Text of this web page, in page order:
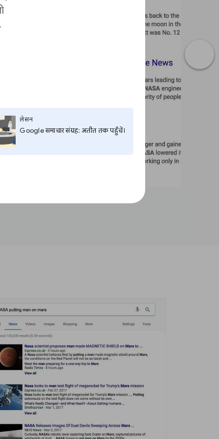
लेसन
Google समाचार संग्रह: अतीत तक पहुँचें।